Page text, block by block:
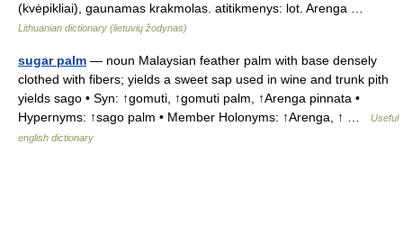
(kvėpikliai), gaunamas krakmolas. atitikmenys: lot. Arenga …
Lithuanian dictionary (lietuvių žodynas)
sugar palm — noun Malaysian feather palm with base densely
clothed with fibers; yields a sweet sap used in wine and trunk pith
yields sago • Syn: ↑gomuti, ↑gomuti palm, ↑Arenga pinnata •
Hypernyms: ↑sago palm • Member Holonyms: ↑Arenga, ↑ …
Useful
english dictionary